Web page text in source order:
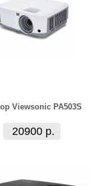
Viewsonic PA503S
20900 р.